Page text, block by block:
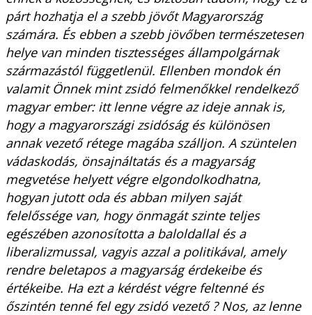
párt hozhatja el a szebb jövőt Magyarország
számára. És ebben a szebb jövőben természetesen
helye van minden tisztességes állampolgárnak
származástól függetlenül. Ellenben mondok én
valamit Önnek mint zsidó felmenőkkel rendelkező
magyar ember: itt lenne végre az ideje annak is,
hogy a magyarországi zsidóság és különösen
annak vezető rétege magába szálljon. A szüntelen
vádaskodás, önsajnáltatás és a magyarság
megvetése helyett végre elgondolkodhatna,
hogyan jutott oda és abban milyen saját
felelőssége van, hogy önmagát szinte teljes
egészében azonosította a baloldallal és a
liberalizmussal, vagyis azzal a politikával, amely
rendre beletapos a magyarság érdekeibe és
értékeibe. Ha ezt a kérdést végre feltenné és
őszintén tenné fel egy zsidó vezető ? Nos, az lenne